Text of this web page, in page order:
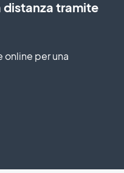
tramite
online per una